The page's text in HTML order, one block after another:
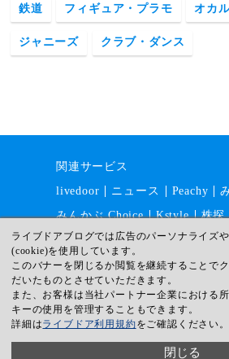
鉄道 フィギュア・プラモ オカ
ジャニーズ クラブ・ダンス
関連サービス
livedoor
ニュース Peachy
みんかぶ Choice
Kstyle 株探
運営会社 採用情報
利用規約
ガイドライン
サイトマップ
プライバシー
ヘルプ
ライブドアブログでは広告のパーソナライズ
(cookie)を使用しています。
このバナーを閉じるか閲覧を継続することで
だいたものとさせていただきます。
また、お客様は当社パートナー企業における
キーの使用を管理することもできます。
詳細はライブドア利用規約をご確認ください。
閉じる